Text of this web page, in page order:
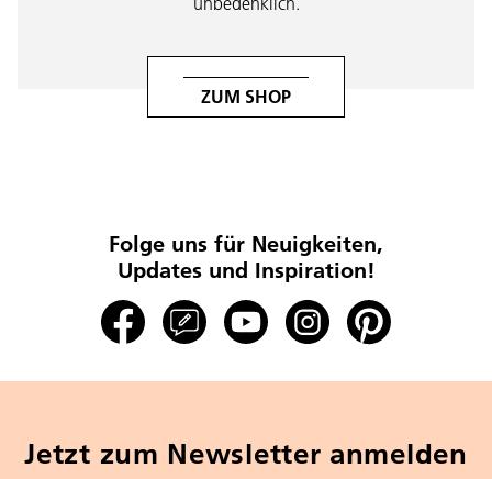
ZUM SHOP
Folge uns für Neuigkeiten,
Updates und Inspiration!
Jetzt zum Newsletter anmelden